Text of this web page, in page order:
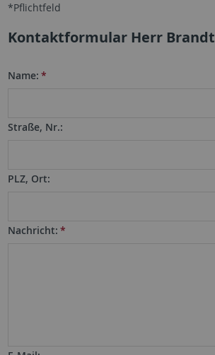
*Pflichtfeld
Kontaktformular Herr Brandt
Name: *
Straße, Nr.:
PLZ, Ort:
Nachricht: *